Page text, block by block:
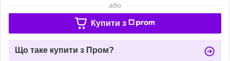
або
Купити з
Що таке купити з Пром?